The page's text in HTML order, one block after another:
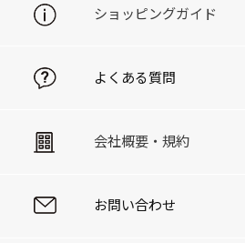
ショッピングガイド
よくある質問
会社概要・規約
お問い合わせ